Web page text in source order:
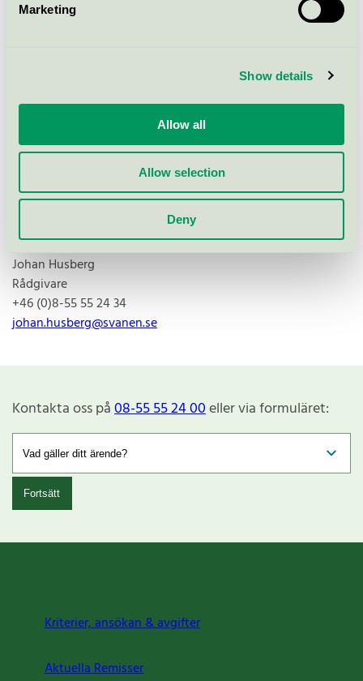
Marketing
Show details
Allow all
Allow selection
Deny
Johan Husberg
Rådgivare
+46 (0)8-55 55 24 34
johan.husberg@svanen.se
Kontakta oss på08-55 55 24 00eller via formuläret:
Fortsätt
Kriterier, ansökan & avgifter
Aktuella Remisser